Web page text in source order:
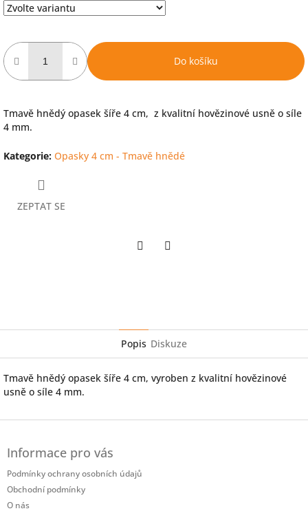
Do košíku
Tmavě hnědý opasek šíře 4 cm, z kvalitní hovězinové usně o síle
4 mm.
Kategorie: Opasky 4 cm - Tmavě hnědé
ZEPTAT SE
Popis Diskuze
Tmavě hnědý opasek šíře 4 cm, vyroben z kvalitní hovězinové
usně o síle 4 mm.
Z
Informace pro vás
Podmínky ochrany osobních údajů
Obchodní podmínky
O nás